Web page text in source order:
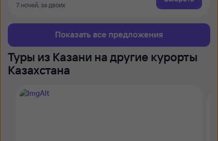
7 ночей, за двоих
Показать все предложения
Туры из Казани на другие курорты
Казахстана